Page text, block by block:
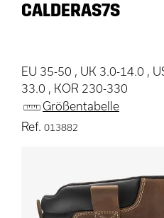
CALDERAS7S
EU 35-50 , UK 3.0-14.0 ,
33.0 , KOR 230-330
Größentabelle
Ref. 013882